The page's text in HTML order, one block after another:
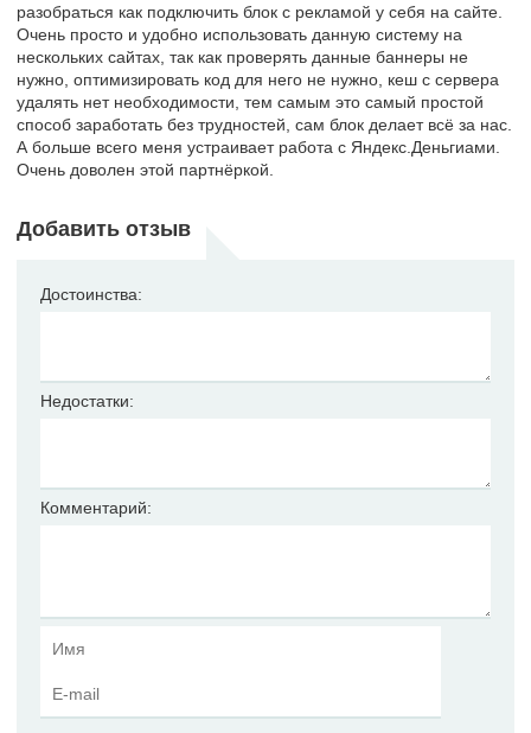
разобраться как подключить блок с рекламой у себя на сайте.
Очень просто и удобно использовать данную систему на
нескольких сайтах, так как проверять данные баннеры не
нужно, оптимизировать код для него не нужно, кеш с сервера
удалять нет необходимости, тем самым это самый простой
способ заработать без трудностей, сам блок делает всё за нас.
А больше всего меня устраивает работа с Яндекс.Деньгиами.
Очень доволен этой партнёркой.
Добавить отзыв
Достоинства:
Недостатки:
Комментарий: